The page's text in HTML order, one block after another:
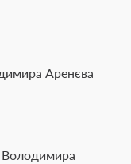
Аренєва
Володимира